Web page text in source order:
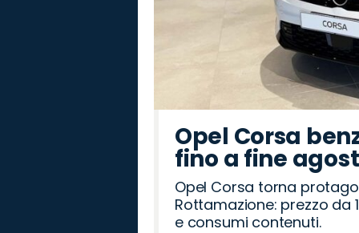
Opel Corsa
fino a fine
Opel Corsa torna
Rottamazione: prezzo da
e consumi contenuti.